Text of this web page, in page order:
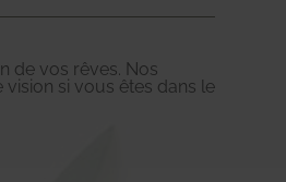
de vos rêves. Nos
si vous êtes dans le